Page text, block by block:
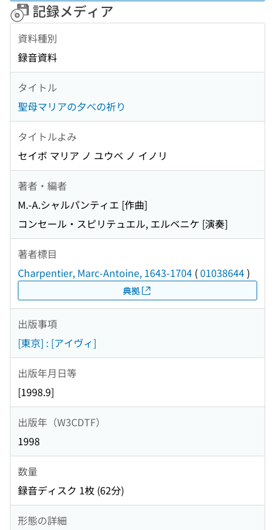
記録メディア
資料種別
録音資料
タイトル
聖母マリアの夕べの祈り
タイトルよみ
セイボ マリア ノ ユウベ ノ イノリ
著者・編者
M.-A.シャルパンティエ [作曲]
コンセール・スピリテュエル, エルベニケ [演奏]
著者標目
Charpentier, Marc-Antoine, 1643-1704 (01038644)
典拠
出版事項
[東京] : [アイヴィ]
出版年月日等
[1998.9]
出版年（W3CDTF）
1998
数量
録音ディスク 1枚 (62分)
形態の詳細